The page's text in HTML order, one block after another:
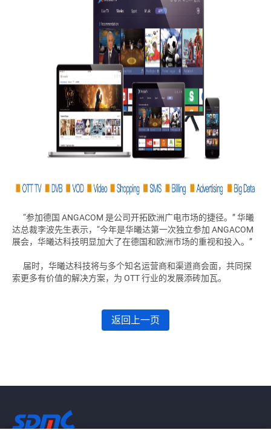
“参加德国 ANGACOM 是公司开拓欧洲广电市场的捷径。” 华曦
达总裁李波先生表示，“今年是华曦达第一次独立参加 ANGACOM
展会，华曦达科技明显加大了在德国和欧洲市场的重视和投入。”
届时，华曦达科技将与多个知名运营商和渠道商会面，共同探
索更多有价值的解决方案，为 OTT 行业的发展添砖加瓦。
返回上一页